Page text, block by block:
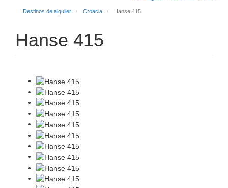
Destinos de alquiler Croacia Hanse 415
Hanse 415